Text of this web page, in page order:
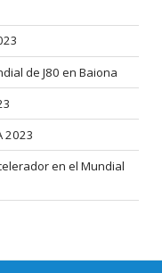
de J80 en Baiona
2023
en el Mundial